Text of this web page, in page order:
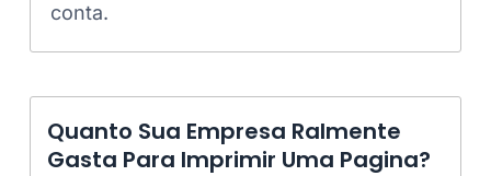
conta.
Quanto Sua Empresa Ralmente
Gasta Para Imprimir Uma Pagina?